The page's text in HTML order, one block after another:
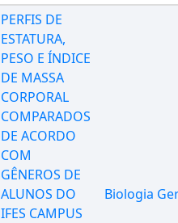
PERFIS DE
ESTATURA,
PESO E ÍNDICE
DE MASSA
CORPORAL
COMPARADOS
DE ACORDO
COM
GÊNEROS DE
ALUNOS DO
IFES CAMPUS
Biologia